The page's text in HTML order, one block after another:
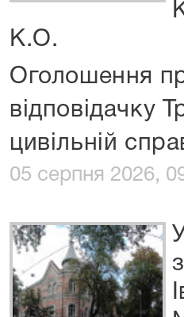
К.О.
Оголошення
відповідачку
цивільній
05 серпня 2026,